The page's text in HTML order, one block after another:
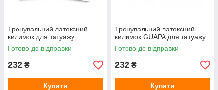
Тренувальний латексний
килимок для татуажу
Готово до відправки
232 ₴
Купити
Тренувальний латексний
килимок GUAPA для татуажу
Готово до відправки
232 ₴
Купити